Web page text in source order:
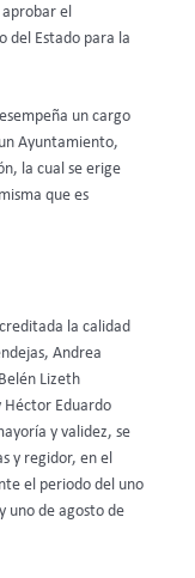
el
del Estado para la
un cargo
Ayuntamiento,
la cual se erige
que es
la calidad
Andrea
Lizeth
Héctor Eduardo
y validez, se
y regidor, en el
el periodo del uno
uno de agosto de